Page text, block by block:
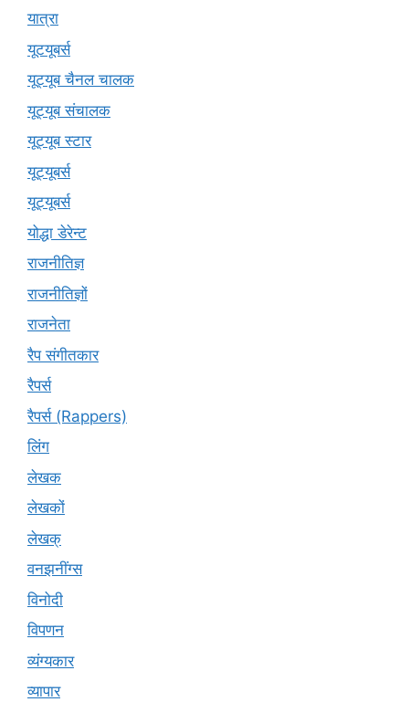
यात्रा
यूटयूबर्स
यूट्यूब चैनल चालक
यूट्यूब संचालक
यूट्यूब स्टार
यूट्‍यूबर्स
यूट्यूबर्स
योद्धा डेरेन्ट
राजनीतिज्ञ
राजनीतिज्ञों
राजनेता
रैप संगीतकार
रैपर्स
रैपर्स (Rappers)
लिंग
लेखक
लेखकों
लेखक्
वनझनींग्स
विनोदी
विपणन
व्यंग्यकार
व्यापार